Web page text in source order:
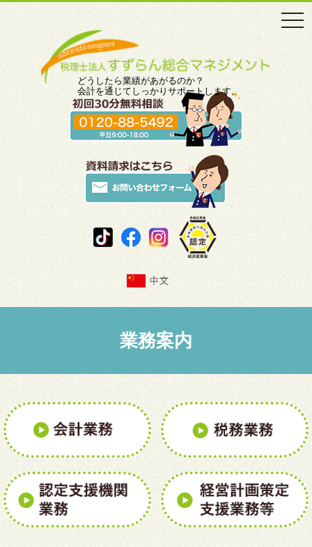
どうしたら業績があがるのか？
会計を通じてしっかりサポートします。
業務案内